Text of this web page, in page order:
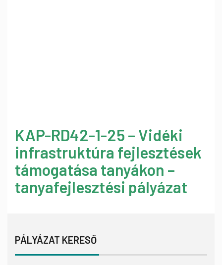
KAP-RD42-1-25 – Vidéki
infrastruktúra fejlesztések
támogatása tanyákon –
tanyafejlesztési pályázat
PÁLYÁZAT KERESŐ